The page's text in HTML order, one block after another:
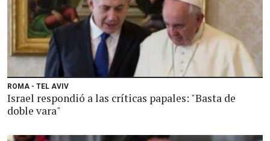
ROMA - TEL AVIV
Israel respondió a las críticas papales: "Basta de
doble vara"